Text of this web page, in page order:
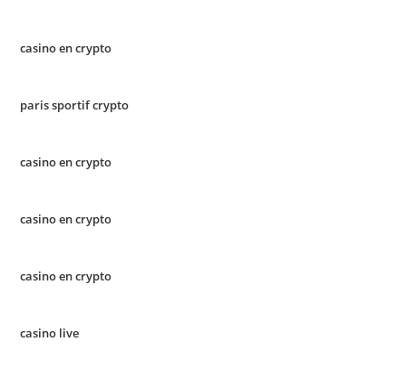
casino en crypto
paris sportif crypto
casino en crypto
casino en crypto
casino en crypto
casino live